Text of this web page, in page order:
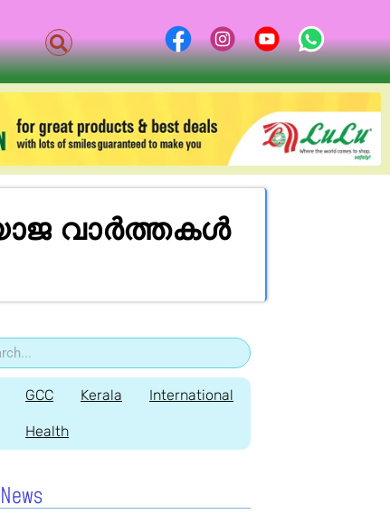
വാർത്തകൾ
GCC Kerala International
Health